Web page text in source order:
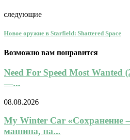
следующие
Новое оружие в Starfield: Shattered Space
Возможно вам понравится
Need For Speed Most Wanted
—...
08.08.2026
My Winter Car «Сохранение
машина, на...